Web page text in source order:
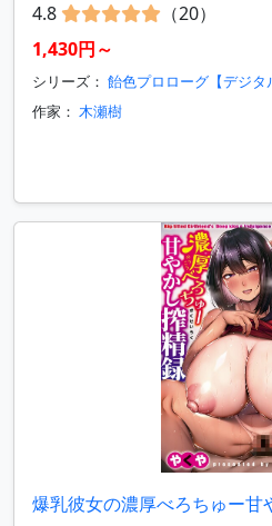
4.8
（20）
1,430円～
シリーズ： 飴色プロローグ【デジタ
作家： 木瀬樹
爆乳彼女の濃厚べろちゅー甘